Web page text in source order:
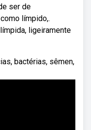
ser de
límpido,.
ligeiramente
bactérias, sêmen,